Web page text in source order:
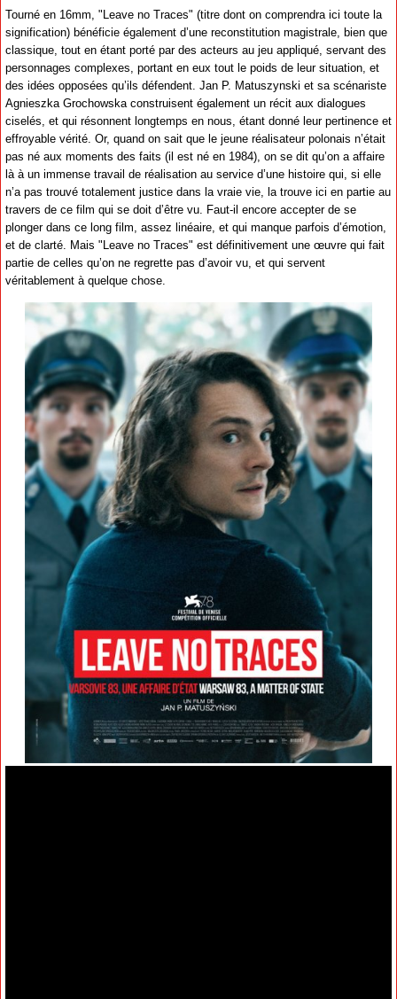
Tourné en 16mm, "Leave no Traces" (titre dont on comprendra ici toute la
signification) bénéficie également d’une reconstitution magistrale, bien que
classique, tout en étant porté par des acteurs au jeu appliqué, servant des
personnages complexes, portant en eux tout le poids de leur situation, et
des idées opposées qu’ils défendent. Jan P. Matuszynski et sa scénariste
Agnieszka Grochowska construisent également un récit aux dialogues
ciselés, et qui résonnent longtemps en nous, étant donné leur pertinence et
effroyable vérité. Or, quand on sait que le jeune réalisateur polonais n’était
pas né aux moments des faits (il est né en 1984), on se dit qu’on a affaire
là à un immense travail de réalisation au service d’une histoire qui, si elle
n’a pas trouvé totalement justice dans la vraie vie, la trouve ici en partie au
travers de ce film qui se doit d’être vu. Faut-il encore accepter de se
plonger dans ce long film, assez linéaire, et qui manque parfois d’émotion,
et de clarté. Mais "Leave no Traces" est définitivement une œuvre qui fait
partie de celles qu’on ne regrette pas d’avoir vu, et qui servent
véritablement à quelque chose.